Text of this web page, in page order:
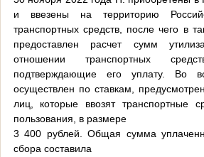
и ввезены на территорию
транспортных средств, после чего в
предоставлен расчет сумм
отношении транспортных
подтверждающие его уплату. Во
осуществлен по ставкам,
лиц, которые ввозят транспортные
пользования, в размере
3 400 рублей. Общая сумма
сбора составила